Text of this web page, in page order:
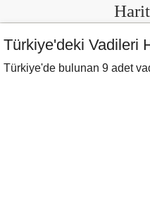
Türkiye'deki Vadileri
Türkiye'de bulunan 9 adet